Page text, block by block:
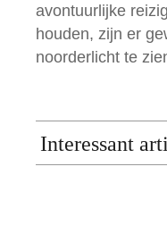
avontuurlijke
houden, zijn er
noorderlicht te
Interessant